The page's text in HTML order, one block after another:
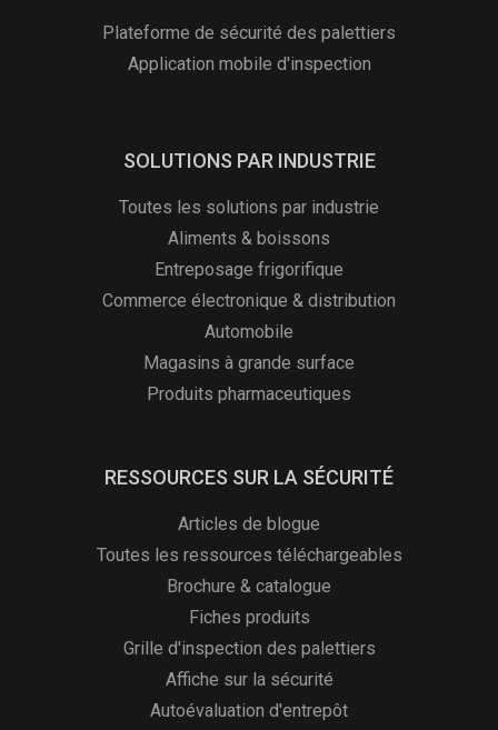
Plateforme de sécurité des palettiers
Application mobile d'inspection
SOLUTIONS PAR INDUSTRIE
Toutes les solutions par industrie
Aliments & boissons
Entreposage frigorifique
Commerce électronique & distribution
Automobile
Magasins à grande surface
Produits pharmaceutiques
RESSOURCES SUR LA SÉCURITÉ
Articles de blogue
Toutes les ressources téléchargeables
Brochure & catalogue
Fiches produits
Grille d'inspection des palettiers
Affiche sur la sécurité
Autoévaluation d'entrepôt